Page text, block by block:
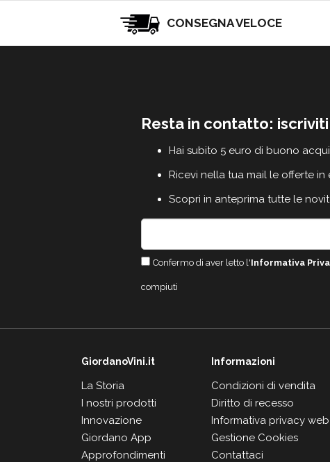
CONSEGNA VELOCE
Resta in contatto:
Hai subito 5 euro di buono
Ricevi nella tua mail le offerte in
Scopri in anteprima tutte le
Confermo di aver letto l'Informativa
compiuti
GiordanoVini.it
La Storia
I nostri prodotti
Innovazione
Giordano App
Approfondimenti
Informazioni
Condizioni di vendita
Diritto di recesso
Informativa privacy web
Gestione Cookies
Contattaci